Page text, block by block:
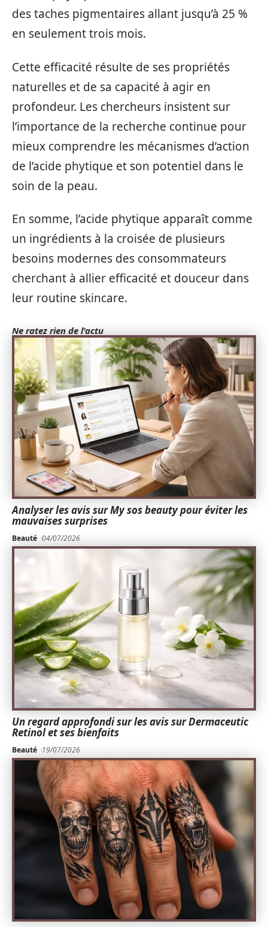
des taches pigmentaires allant jusqu’à 25 %
en seulement trois mois.
Cette efficacité résulte de ses propriétés
naturelles et de sa capacité à agir en
profondeur. Les chercheurs insistent sur
l’importance de la recherche continue pour
mieux comprendre les mécanismes d’action
de l’acide phytique et son potentiel dans le
soin de la peau.
En somme, l’acide phytique apparaît comme
un ingrédients à la croisée de plusieurs
besoins modernes des consommateurs
cherchant à allier efficacité et douceur dans
leur routine skincare.
Ne ratez rien de l'actu
Analyser les avis sur My sos beauty pour éviter les
mauvaises surprises
Beauté 04/07/2026
Un regard approfondi sur les avis sur Dermaceutic
Retinol et ses bienfaits
Beauté 19/07/2026